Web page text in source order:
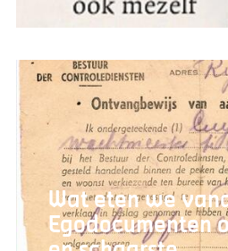
Wat eten we
Egodocumenten